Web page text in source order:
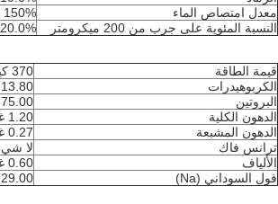
معدل امتصاص الماء
150% دقيقة
النسبة المئوية على جرب من 200 ميكرومتر
20.0% كحد أقصى
قيمة الطاقة
370 كيلو كالوريا أو 1548 كيلو جيه
الكربوهيدرات
13.80 غرام
البروتين
75.00 غرام
الدهون الكلية
1.20 غرام
الدهون المشبعة
0.27 غرام
ترانس فاك
لا
الألياف
0.60 غرام
فول السوداني (Na)
29.00 ملغ